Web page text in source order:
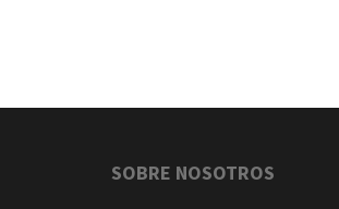
NavegaciónSOBRE NOSOTROS